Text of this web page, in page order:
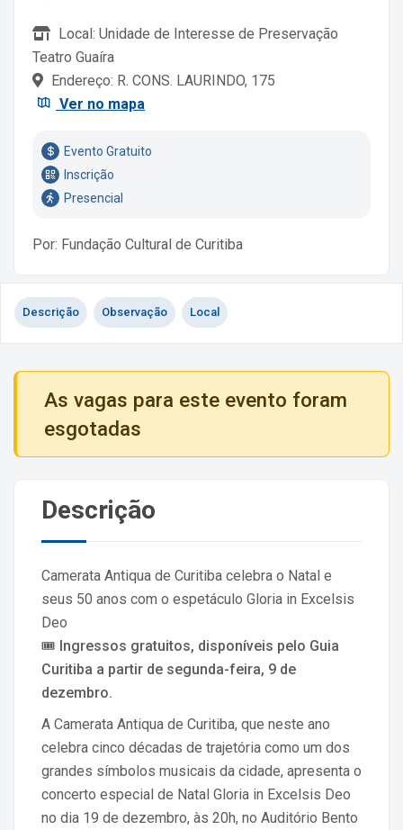
Local: Unidade de Interesse de Preservação
Teatro Guaíra
Endereço: R. CONS. LAURINDO, 175
Ver no mapa
Evento Gratuito
Inscrição
Presencial
Por: Fundação Cultural de Curitiba
Descrição Observação Local
As vagas para este evento foram
esgotadas
Descrição
Camerata Antiqua de Curitiba celebra o Natal e
seus 50 anos com o espetáculo Gloria in Excelsis
Deo
🎟️ Ingressos gratuitos, disponíveis pelo Guia
Curitiba a partir de segunda-feira, 9 de
dezembro.
A Camerata Antiqua de Curitiba, que neste ano
celebra cinco décadas de trajetória como um dos
grandes símbolos musicais da cidade, apresenta o
concerto especial de Natal Gloria in Excelsis Deo
no dia 19 de dezembro, às 20h, no Auditório Bento